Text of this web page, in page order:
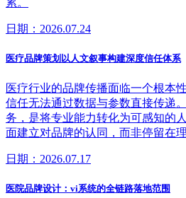
累。
日期：2026.07.24
医疗品牌策划以人文叙事构建深度信任体系
医疗行业的品牌传播面临一个根本
信任无法通过数据与参数直接传递
务，是将专业能力转化为可感知的
面建立对品牌的认同，而非停留在
日期：2026.07.17
医院品牌设计：vi系统的全链路落地范围